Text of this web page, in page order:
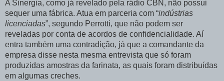
A Sinergia, como já revelado pela rádio CBN, não possui
sequer uma fábrica. Atua em parceria com “indústrias
licenciadas”, segundo Perrotti, que não podem ser
reveladas por conta de acordos de confidencialidade. Aí
entra também uma contradição, já que a comandante da
empresa disse nesta mesma entrevista que só foram
produzidas amostras da farinata, as quais foram distribuídas
em algumas creches.